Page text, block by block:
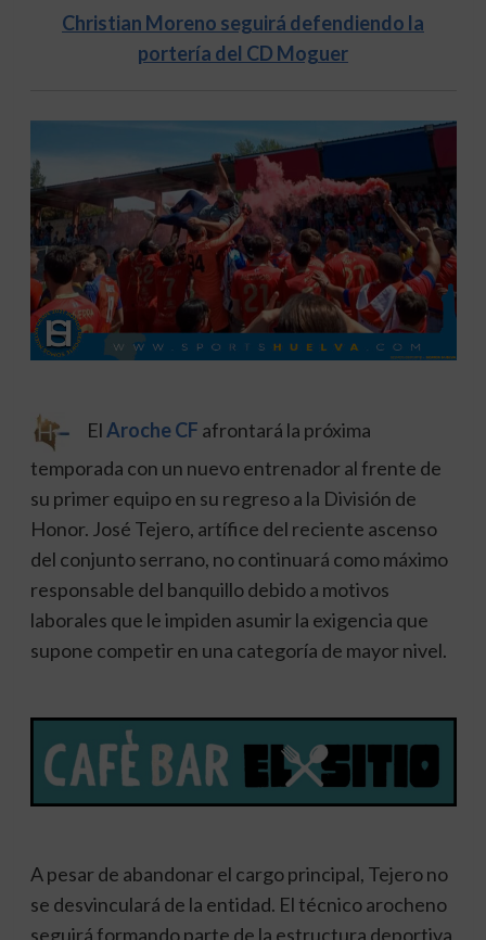
Christian Moreno seguirá defendiendo la
portería del CD Moguer
ElAroche CF afrontará la próxima
temporada con un nuevo entrenador al frente de
su primer equipo en su regreso a la División de
Honor. José Tejero, artífice del reciente ascenso
del conjunto serrano, no continuará como máximo
responsable del banquillo debido a motivos
laborales que le impiden asumir la exigencia que
supone competir en una categoría de mayor nivel.
A pesar de abandonar el cargo principal, Tejero no
se desvinculará de la entidad. El técnico arocheno
seguirá formando parte de la estructura deportiva